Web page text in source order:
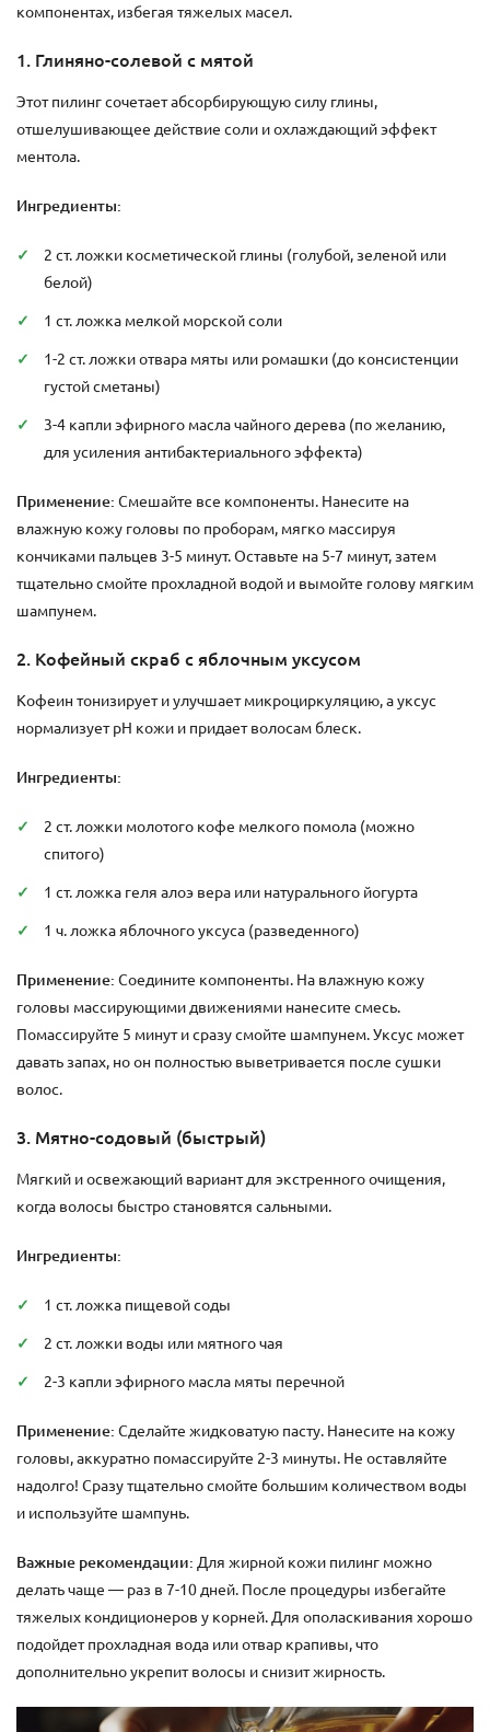
компонентах, избегая тяжелых масел.
1. Глиняно-солевой с мятой
Этот пилинг сочетает абсорбирующую силу глины,
отшелушивающее действие соли и охлаждающий эффект
ментола.
Ингредиенты:
2 ст. ложки косметической глины (голубой, зеленой или
белой)
1 ст. ложка мелкой морской соли
1-2 ст. ложки отвара мяты или ромашки (до консистенции
густой сметаны)
3-4 капли эфирного масла чайного дерева (по желанию,
для усиления антибактериального эффекта)
Применение: Смешайте все компоненты. Нанесите на
влажную кожу головы по проборам, мягко массируя
кончиками пальцев 3-5 минут. Оставьте на 5-7 минут, затем
тщательно смойте прохладной водой и вымойте голову мягким
шампунем.
2. Кофейный скраб с яблочным уксусом
Кофеин тонизирует и улучшает микроциркуляцию, а уксус
нормализует pH кожи и придает волосам блеск.
Ингредиенты:
2 ст. ложки молотого кофе мелкого помола (можно
спитого)
1 ст. ложка геля алоэ вера или натурального йогурта
1 ч. ложка яблочного уксуса (разведенного)
Применение: Соедините компоненты. На влажную кожу
головы массирующими движениями нанесите смесь.
Помассируйте 5 минут и сразу смойте шампунем. Уксус может
давать запах, но он полностью выветривается после сушки
волос.
3. Мятно-содовый (быстрый)
Мягкий и освежающий вариант для экстренного очищения,
когда волосы быстро становятся сальными.
Ингредиенты:
1 ст. ложка пищевой соды
2 ст. ложки воды или мятного чая
2-3 капли эфирного масла мяты перечной
Применение: Сделайте жидковатую пасту. Нанесите на кожу
головы, аккуратно помассируйте 2-3 минуты. Не оставляйте
надолго! Сразу тщательно смойте большим количеством воды
и используйте шампунь.
Важные рекомендации: Для жирной кожи пилинг можно
делать чаще — раз в 7-10 дней. После процедуры избегайте
тяжелых кондиционеров у корней. Для ополаскивания хорошо
подойдет прохладная вода или отвар крапивы, что
дополнительно укрепит волосы и снизит жирность.